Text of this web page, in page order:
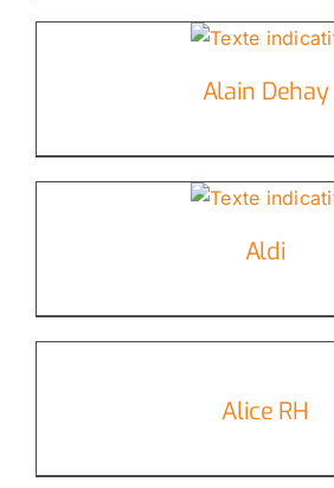
Alain Dehay
Aldi
Alice RH